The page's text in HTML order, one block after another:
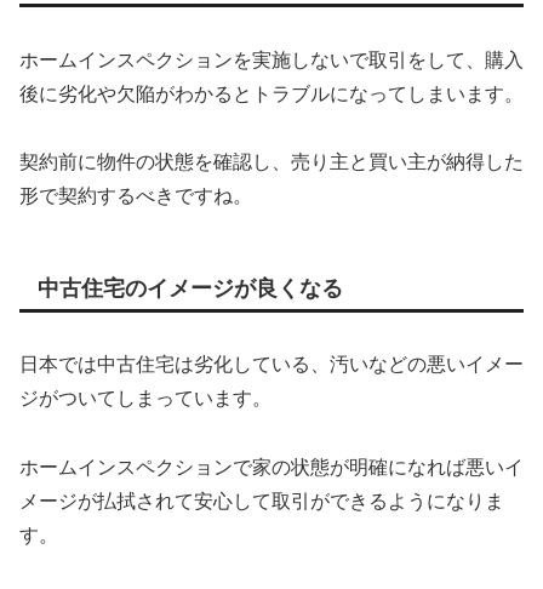
ホームインスペクションを実施しないで取引をして、購入
後に劣化や欠陥がわかるとトラブルになってしまいます。
契約前に物件の状態を確認し、売り主と買い主が納得した
形で契約するべきですね。
中古住宅のイメージが良くなる
日本では中古住宅は劣化している、汚いなどの悪いイメー
ジがついてしまっています。
ホームインスペクションで家の状態が明確になれば悪いイ
メージが払拭されて安心して取引ができるようになりま
す。